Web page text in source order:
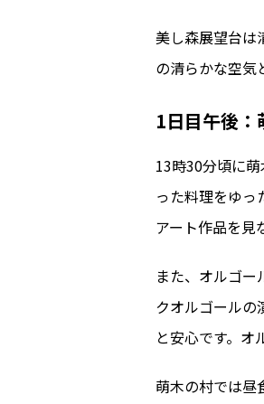
美し森展望台は
の清らかな空気
1日目午後
13時30分頃に
った料理をゆっ
アート作品を見
また、オルゴ
クオルゴールの
と安心です。オ
萌木の村では昼